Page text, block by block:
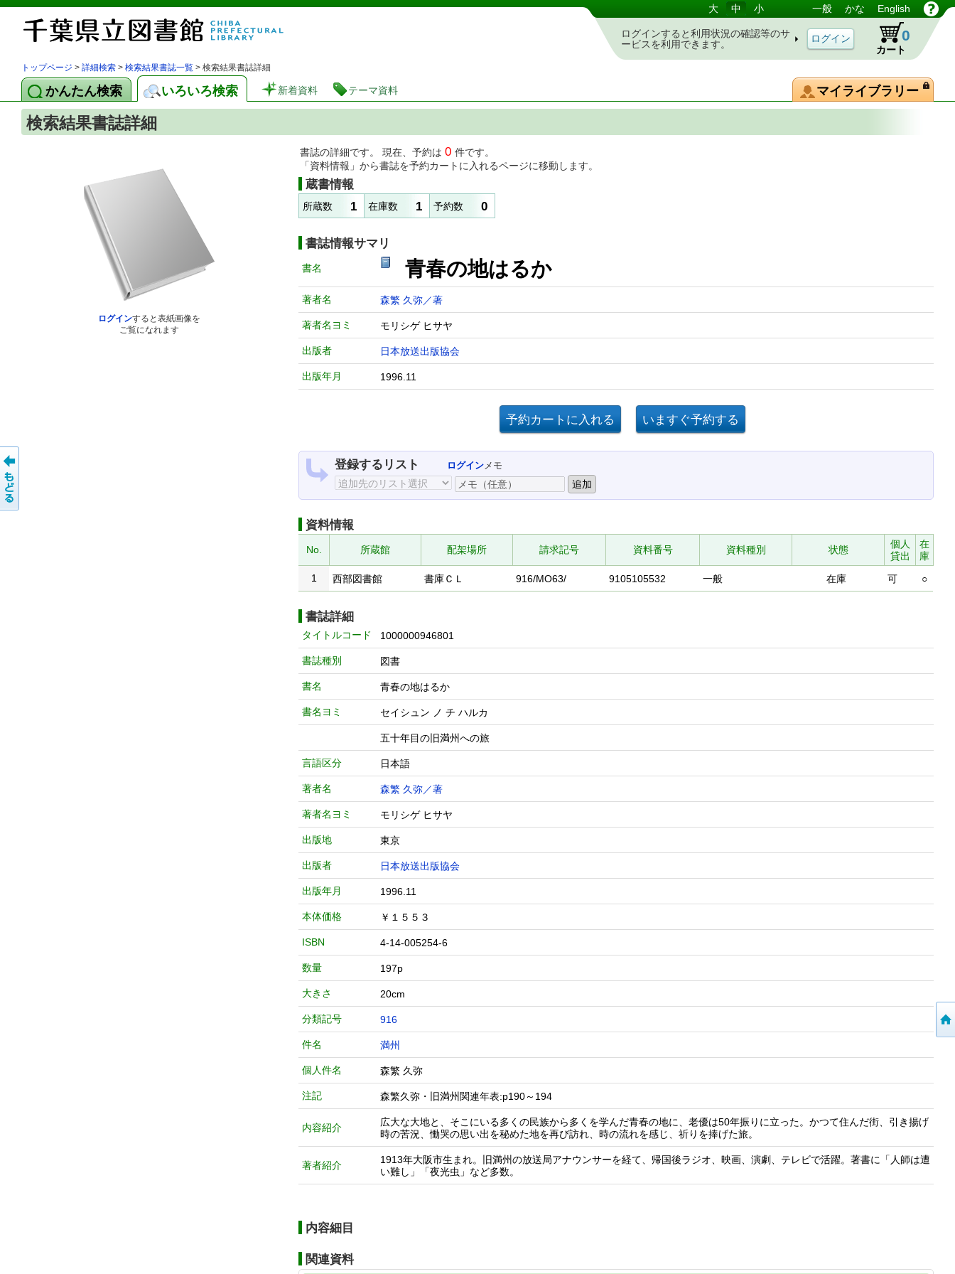
図書館 蔵書検索・予約システム 大 中 小 一般 かな English
ログインすると利用状況の確認等のサ
ービスを利用できます。
カート
0
トップページ > 詳細検索 > 検索結果書誌一覧 > 検索結果書誌詳細
かんたん検索 いろいろ検索 新着資料 テーマ資料 マイライブラリー
検索結果書誌詳細
ログインすると表紙画像を
ご覧になれます
書誌の詳細です。 現在、予約は 0 件です。
「資料情報」から書誌を予約カートに入れるページに移動します。
蔵書情報
所蔵数 1 在庫数 1 予約数 0
書誌情報サマリ
書名 青春の地はるか
著者名 森繁 久弥／著
著者名ヨミ モリシゲ ヒサヤ
出版者 日本放送出版協会
出版年月 1996.11
登録するリスト ログインメモ
資料情報
No. 所蔵館 配架場所 請求記号 資料番号 資料種別 状態
個人
貸出
在
庫
1
西部図書館 書庫ＣＬ 916/MO63/ 9105105532 一般 在庫 可 ○
書誌詳細
タイトルコード 1000000946801
書誌種別 図書
書名 青春の地はるか
書名ヨミ セイシュン ノ チ ハルカ
五十年目の旧満州への旅
言語区分 日本語
著者名 森繁 久弥／著
著者名ヨミ モリシゲ ヒサヤ
出版地 東京
出版者 日本放送出版協会
出版年月 1996.11
本体価格 ￥１５５３
ISBN 4-14-005254-6
数量 197p
大きさ 20cm
分類記号 916
件名 満州
個人件名 森繁 久弥
注記 森繁久弥・旧満州関連年表:p190～194
内容紹介
広大な大地と、そこにいる多くの民族から多くを学んだ青春の地に、老優は50年振りに立った。かつて住んだ街、引き揚げ
時の苦況、慟哭の思い出を秘めた地を再び訪れ、時の流れを感じ、祈りを捧げた旅。
著者紹介
1913年大阪市生まれ。旧満州の放送局アナウンサーを経て、帰国後ラジオ、映画、演劇、テレビで活躍。著書に「人師は遭
い難し」「夜光虫」など多数。
内容細目
関連資料